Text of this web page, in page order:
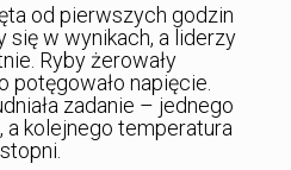
od pierwszych godzin
się w wynikach, a liderzy
Ryby żerowały
potęgowało napięcie.
zadanie – jednego
a kolejnego temperatura